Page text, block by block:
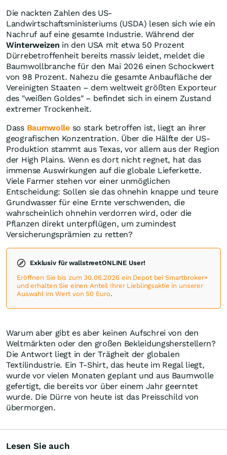
Die nackten Zahlen des US-
Landwirtschaftsministeriums (USDA) lesen sich wie ein
Nachruf auf eine gesamte Industrie. Während der
Winterweizen in den USA mit etwa 50 Prozent
Dürrebetroffenheit bereits massiv leidet, meldet die
Baumwollbranche für den Mai 2026 einen Schockwert
von 98 Prozent. Nahezu die gesamte Anbaufläche der
Vereinigten Staaten – dem weltweit größten Exporteur
des "weißen Goldes" – befindet sich in einem Zustand
extremer Trockenheit.
Dass Baumwolleso stark betroffen ist, liegt an ihrer
geografischen Konzentration. Über die Hälfte der US-
Produktion stammt aus Texas, vor allem aus der Region
der High Plains. Wenn es dort nicht regnet, hat das
immense Auswirkungen auf die globale Lieferkette.
Viele Farmer stehen vor einer unmöglichen
Entscheidung: Sollen sie das ohnehin knappe und teure
Grundwasser für eine Ernte verschwenden, die
wahrscheinlich ohnehin verdorren wird, oder die
Pflanzen direkt unterpflügen, um zumindest
Versicherungsprämien zu retten?
Exklusiv für wallstreetONLINE User!
Eröffnen Sie bis zum 30.06.2026 ein Depot bei Smartbroker+
und erhalten Sie einen Anteil Ihrer Lieblingsaktie in unserer
Auswahl im Wert von 50 Euro.
Warum aber gibt es aber keinen Aufschrei von den
Weltmärkten oder den großen Bekleidungsherstellern?
Die Antwort liegt in der Trägheit der globalen
Textilindustrie. Ein T-Shirt, das heute im Regal liegt,
wurde vor vielen Monaten geplant und aus Baumwolle
gefertigt, die bereits vor über einem Jahr geerntet
wurde. Die Dürre von heute ist das Preisschild von
übermorgen.
Lesen Sie auch